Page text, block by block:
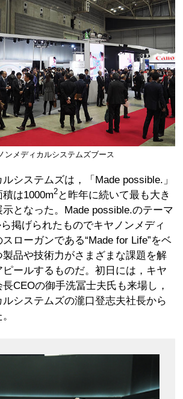
ンメディカルシステムズブース
システムズは，「Made possible.」
は1000m2 と昨年に続いて最も大き
となった。Made possible.のテーマ
掲げられたものでキヤノンメディ
ローガンである“Made for Life”をベ
品や技術力がさまざまな課題を解
ールするものだ。初日には，キヤ
CEOの御手洗冨士夫氏も来場し，
システムズの瀧口登志夫社長から